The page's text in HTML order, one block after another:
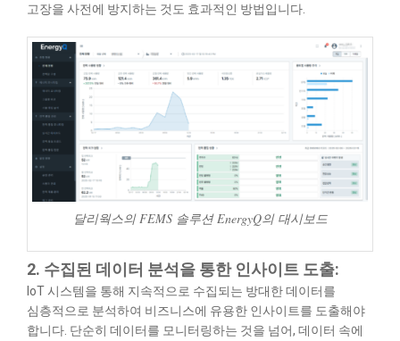
고장을 사전에 방지하는 것도 효과적인 방법입니다.
달리웍스의 FEMS 솔루션 EnergyQ의 대시보드
2. 수집된 데이터 분석을 통한 인사이트 도출:
IoT 시스템을 통해 지속적으로 수집되는 방대한 데이터를
심층적으로 분석하여 비즈니스에 유용한 인사이트를 도출해야
합니다. 단순히 데이터를 모니터링하는 것을 넘어, 데이터 속에